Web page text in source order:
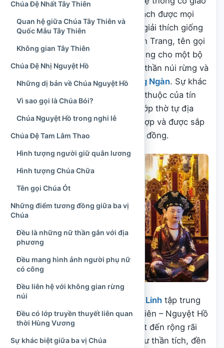
điển thống nhất hay một danh sách được mọi
đền phủ, bản hội và địa phương giải thích giống
nhau. Ở một số truyền thống Sơn Trang, tên gọi
Tam vị Chúa Mường còn được dùng cho một bộ
ba khác, liên quan đến các vị nữ thần núi rừng và
những hóa thân củaMẫu Thượng Ngàn. Sự khác
biệt ấy phản ánh đặc điểm quen thuộc của tín
ngưỡng dân gian Việt Nam: các lớp thờ tự địa
phương có thể giao thoa, dung hợp và được sắp
xếp lại theo ký ức của từng cộng đồng.
Trong bài viết này, Văn Hóa Tâm Linh tập trung
giới thiệu khái quát bộ ba Tây Thiên – Nguyệt Hồ
– Lâm Thao, là cách gọi được biết đến rộng rãi
hiện nay. Những vấn đề riêng như thần tích, đền
Chúa Đệ Nhất Tây Thiên
Quan hệ giữa Chúa Tây Thiên và
Quốc Mẫu Tây Thiên
Không gian Tây Thiên
Chúa Đệ Nhị Nguyệt Hồ
Những dị bản về Chúa Nguyệt Hồ
Vì sao gọi là Chúa Bói?
Chúa Nguyệt Hồ trong nghi lễ
Chúa Đệ Tam Lâm Thao
Hình tượng người giữ quân lương
Hình tượng Chúa Chữa
Tên gọi Chúa Ót
Những điểm tương đồng giữa ba vị
Chúa
Đều là những nữ thần gắn với địa
phương
Đều mang hình ảnh người phụ nữ
có công
Đều liên hệ với không gian rừng
núi
Đều có lớp truyền thuyết liên quan
thời Hùng Vương
Sự khác biệt giữa ba vị Chúa